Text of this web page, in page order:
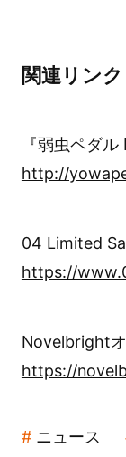
関連リンク
『弱虫ペダ
http://
04 Limited
https://
Novelbright
https://
ニュース